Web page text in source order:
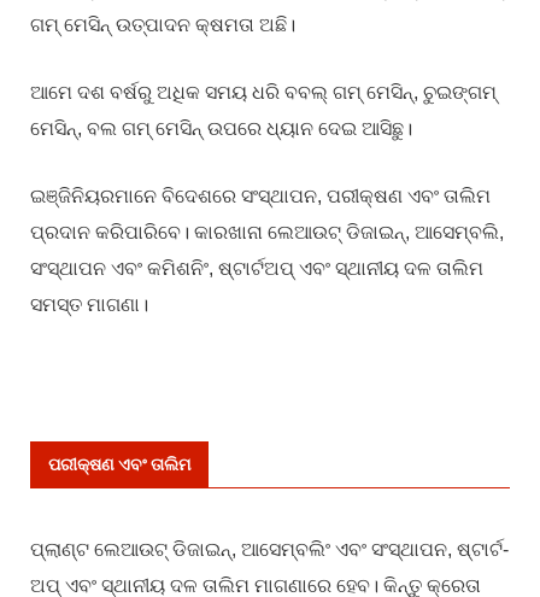
ଗମ୍ ମେସିନ୍ ଉତ୍ପାଦନ କ୍ଷମତା ଅଛି।
ଆମେ ଦଶ ବର୍ଷରୁ ଅଧିକ ସମୟ ଧରି ବବଲ୍ ଗମ୍ ମେସିନ୍, ଚୁଇଙ୍ଗମ୍
ମେସିନ୍, ବଲ ଗମ୍ ମେସିନ୍ ଉପରେ ଧ୍ୟାନ ଦେଇ ଆସିଛୁ।
ଇଞ୍ଜିନିୟରମାନେ ବିଦେଶରେ ସଂସ୍ଥାପନ, ​​ପରୀକ୍ଷଣ ଏବଂ ତାଲିମ
ପ୍ରଦାନ କରିପାରିବେ। କାରଖାନା ଲେଆଉଟ୍ ଡିଜାଇନ୍, ଆସେମ୍ବଲି,
ସଂସ୍ଥାପନ ଏବଂ କମିଶନିଂ, ଷ୍ଟାର୍ଟଅପ୍ ଏବଂ ସ୍ଥାନୀୟ ଦଳ ତାଲିମ
ସମସ୍ତ ମାଗଣା।
ପରୀକ୍ଷଣ ଏବଂ ତାଲିମ
ପ୍ଲାଣ୍ଟ ଲେଆଉଟ୍ ଡିଜାଇନ୍, ଆସେମ୍ବଲିଂ ଏବଂ ସଂସ୍ଥାପନ, ​​ଷ୍ଟାର୍ଟ-
ଅପ୍ ଏବଂ ସ୍ଥାନୀୟ ଦଳ ତାଲିମ ମାଗଣାରେ ହେବ। କିନ୍ତୁ କ୍ରେତା